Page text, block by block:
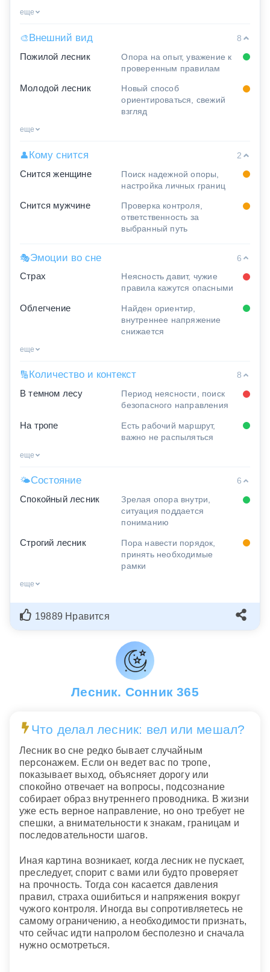
еще
🎨Внешний вид
8
Пожилой лесник
Опора на опыт, уважение к
проверенным правилам
Молодой лесник
Новый способ
ориентироваться, свежий
взгляд
еще
👤Кому снится
2
Снится женщине
Поиск надежной опоры,
настройка личных границ
Снится мужчине
Проверка контроля,
ответственность за
выбранный путь
🎭Эмоции во сне
6
Страх
Неясность давит, чужие
правила кажутся опасными
Облегчение
Найден ориентир,
внутреннее напряжение
снижается
еще
🔢 Количество и контекст
8
В темном лесу
Период неясности, поиск
безопасного направления
На тропе
Есть рабочий маршрут,
важно не распыляться
еще
🌤Состояние
6
Спокойный лесник
Зрелая опора внутри,
ситуация поддается
пониманию
Строгий лесник
Пора навести порядок,
принять необходимые
рамки
еще
19889 Нравится
Лесник. Сонник 365
Что делал лесник: вел или мешал?
Лесник во сне редко бывает случайным
персонажем. Если он ведет вас по тропе,
показывает выход, объясняет дорогу или
спокойно отвечает на вопросы, подсознание
собирает образ внутреннего проводника. В жизни
уже есть верное направление, но оно требует не
спешки, а внимательности к знакам, границам и
последовательности шагов.
Иная картина возникает, когда лесник не пускает,
преследует, спорит с вами или будто проверяет
на прочность. Тогда сон касается давления
правил, страха ошибиться и напряжения вокруг
чужого контроля. Иногда вы сопротивляетесь не
самому ограничению, а необходимости признать,
что сейчас идти напролом бесполезно и сначала
нужно осмотреться.